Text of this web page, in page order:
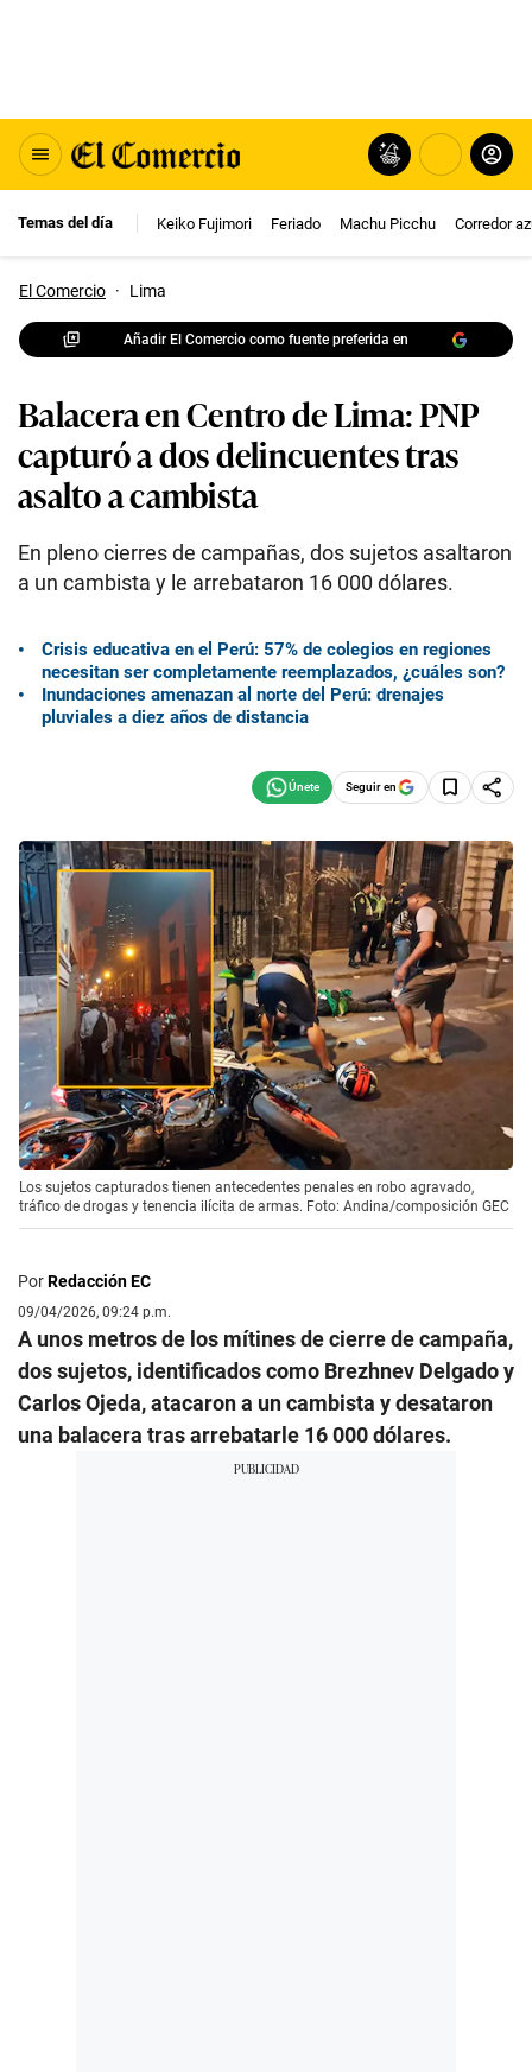
Temas del día Keiko Fujimori Feriado Machu Picchu Corredor
El Comercio · Lima
Añadir El Comercio como fuente preferida en
Balacera en Centro de Lima: PNP
capturó a dos delincuentes tras
asalto a cambista
En pleno cierres de campañas, dos sujetos asaltaron
a un cambista y le arrebataron 16 000 dólares.
Crisis educativa en el Perú: 57% de colegios en regiones
necesitan ser completamente reemplazados, ¿cuáles son?
Inundaciones amenazan al norte del Perú: drenajes
pluviales a diez años de distancia
Seguir en
Los sujetos capturados tienen antecedentes penales en robo agravado,
tráfico de drogas y tenencia ilícita de armas. Foto: Andina/composición GEC
PorRedacción EC
09/04/2026, 09:24 p.m.
A unos metros de los mítines de cierre de campaña,
dos sujetos, identificados como Brezhnev Delgado y
Carlos Ojeda, atacaron a un cambista y desataron
una balacera tras arrebatarle 16 000 dólares.